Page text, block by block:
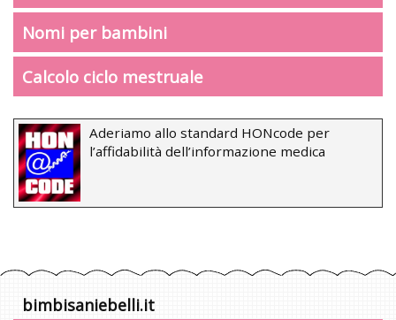
Nomi per bambini
Calcolo ciclo mestruale
Aderiamo allo standard HONcode per
l’affidabilità dell’informazione medica
bimbisaniebelli.it